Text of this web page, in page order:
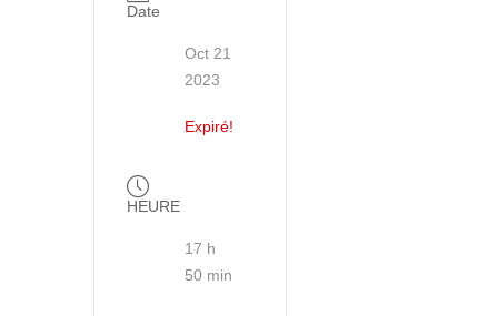
Date
Oct 21
2023
Expiré!
HEURE
17 h
50 min